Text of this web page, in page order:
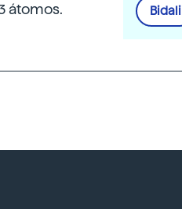
átomos.
Bidali